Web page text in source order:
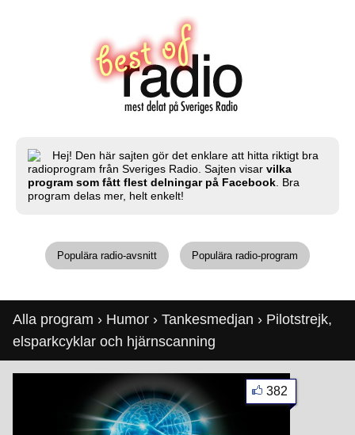
Hej! Den här sajten gör det enklare att hitta riktigt bra
radioprogram från Sveriges Radio. Sajten visar vilka
program som fått flest delningar på Facebook . Bra
program delas mer, helt enkelt!
Populära radio-avsnitt Populära radio-program
Alla program › Humor › Tankesmedjan › Pilotstrejk,
elsparkcyklar och hjärnscanning
382